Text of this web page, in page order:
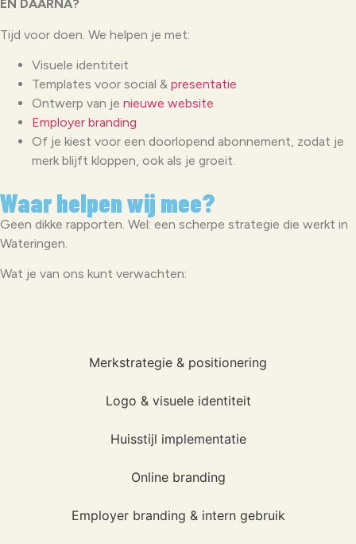
EN DAARNA?
Tijd voor doen. We helpen je met:
Visuele identiteit
Templates voor social & presentatie
Ontwerp van je nieuwe website
Employer branding
Of je kiest voor een doorlopend abonnement, zodat je
merk blijft kloppen, ook als je groeit.
Waar helpen wij mee?
Geen dikke rapporten. Wel: een scherpe strategie die werkt in
Wateringen.
Wat je van ons kunt verwachten:
Merkstrategie & positionering
Logo & visuele identiteit
Huisstijl implementatie
Online branding
Employer branding & intern gebruik